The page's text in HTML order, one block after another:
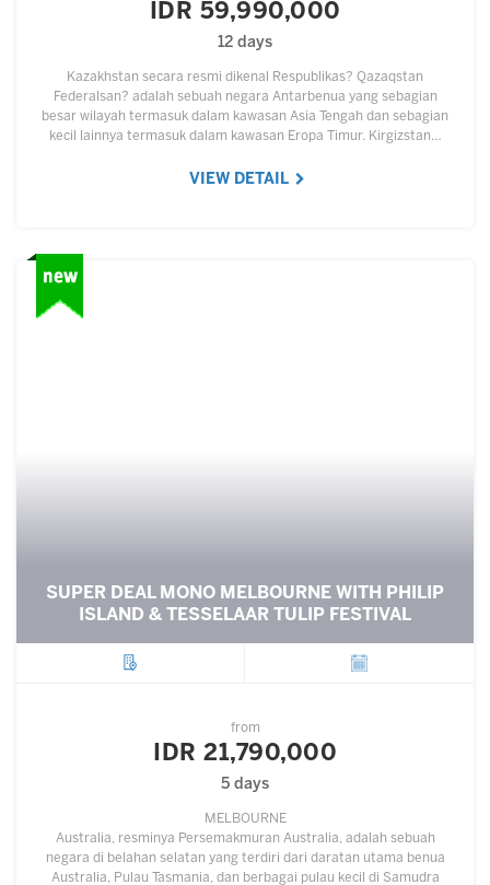
IDR 59,990,000
12 days
Kazakhstan secara resmi dikenal Respublikas? Qazaqstan
Federalsan? adalah sebuah negara Antarbenua yang sebagian
besar wilayah termasuk dalam kawasan Asia Tengah dan sebagian
kecil lainnya termasuk dalam kawasan Eropa Timur. Kirgizstan…
VIEW DETAIL
SUPER DEAL MONO MELBOURNE WITH PHILIP
ISLAND & TESSELAAR TULIP FESTIVAL
from
IDR 21,790,000
5 days
MELBOURNE
Australia, resminya Persemakmuran Australia, adalah sebuah
negara di belahan selatan yang terdiri dari daratan utama benua
Australia, Pulau Tasmania, dan berbagai pulau kecil di Samudra